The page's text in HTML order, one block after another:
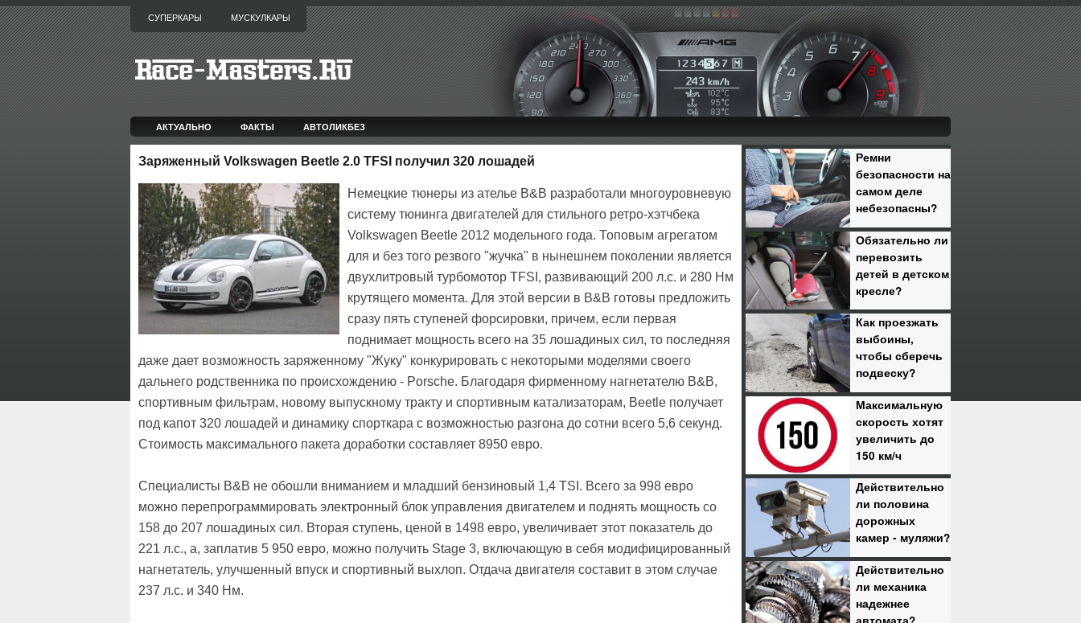
СУПЕРКАРЫ МУСКУЛКАРЫ
АКТУАЛЬНО ФАКТЫ АВТОЛИКБЕЗ
Заряженный Volkswagen Beetle 2.0 TFSI получил 320 лошадей
Немецкие тюнеры из ателье B&B разработали многоуровневую
систему тюнинга двигателей для стильного ретро-хэтчбека
Volkswagen Beetle 2012 модельного года. Топовым агрегатом
для и без того резвого "жучка" в нынешнем поколении является
двухлитровый турбомотор TFSI, развивающий 200 л.с. и 280 Нм
крутящего момента. Для этой версии в B&B готовы предложить
сразу пять ступеней форсировки, причем, если первая
поднимает мощность всего на 35 лошадиных сил, то последняя
даже дает возможность заряженному "Жуку" конкурировать с некоторыми моделями своего
дальнего родственника по происхождению - Porsche. Благодаря фирменному нагнетателю B&B,
спортивным фильтрам, новому выпускному тракту и спортивным катализаторам, Beetle получает
под капот 320 лошадей и динамику спорткара с возможностью разгона до сотни всего 5,6 секунд.
Стоимость максимального пакета доработки составляет 8950 евро.
Специалисты B&B не обошли вниманием и младший бензиновый 1,4 TSI. Всего за 998 евро
можно перепрограммировать электронный блок управления двигателем и поднять мощность со
158 до 207 лошадиных сил. Вторая ступень, ценой в 1498 евро, увеличивает этот показатель до
221 л.с., а, заплатив 5 950 евро, можно получить Stage 3, включающую в себя модифицированный
нагнетатель, улучшенный впуск и спортивный выхлоп. Отдача двигателя составит в этом случае
237 л.с. и 340 Нм.
Ремни
безопасности на
самом деле
небезопасны?
Обязательно ли
перевозить
детей в детском
кресле?
Как проезжать
выбоины,
чтобы сберечь
подвеску?
Максимальную
скорость хотят
увеличить до
150 км/ч
Действительно
ли половина
дорожных
камер - муляжи?
Действительно
ли механика
надежнее